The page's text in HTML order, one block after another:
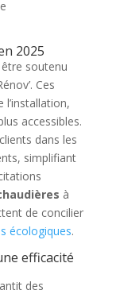
2025
soutenu
Ces
accessibles.
dans les
simplifiant
à
de concilier
écologiques.
efficacité
des